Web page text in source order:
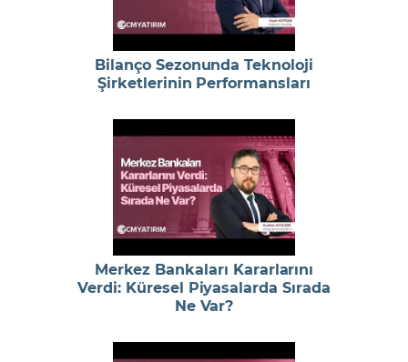
Bilanço Sezonunda Teknoloji
Şirketlerinin Performansları
Merkez Bankaları Kararlarını
Verdi: Küresel Piyasalarda Sırada
Ne Var?